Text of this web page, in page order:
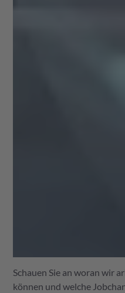
Schauen Sie an woran wir
können und welche